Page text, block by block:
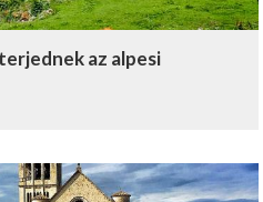
az alpesi